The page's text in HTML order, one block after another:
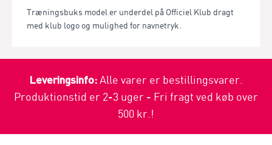
Træningsbuks model er underdel på Officiel Klub dragt
med klub logo og mulighed for navnetryk.
Leveringsinfo:Alle varer er bestillingsvarer.
Produktionstid er 2-3 uger - Fri fragt ved køb over
500 kr.!